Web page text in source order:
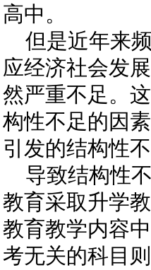
高中。
但是近年来频
应经济社会发
然严重不足。
构性不足的因
引发的结构性
导致结构性
教育采取升学
教育教学内容
考无关的科目